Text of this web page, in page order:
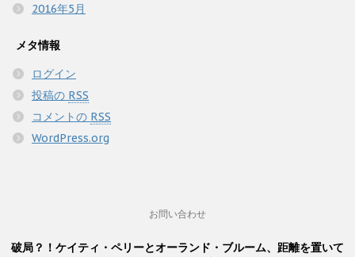
2016年5月
メタ情報
ログイン
投稿の RSS
コメントの RSS
WordPress.org
お問い合わせ
破局？！ケイティ・ペリーとオーランド・ブルーム、距離を置いて